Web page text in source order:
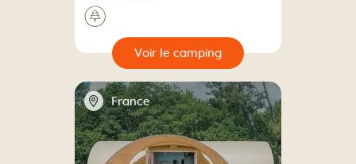
A la campagne
🌲
📍 France